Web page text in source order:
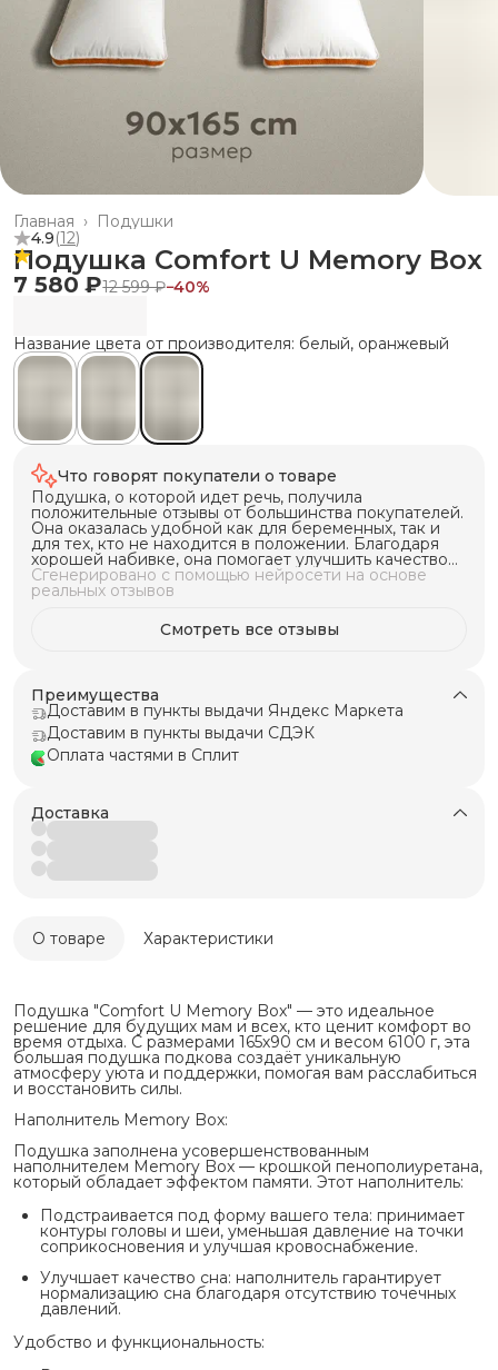
Подушки
Главная ›
4.9(12)
Подушка Comfort U Memory Box
7 580 ₽12 599 ₽−40%
Название цвета от производителя: белый, оранжевый
Что говорят покупатели о товаре
Подушка, о которой идет речь, получила
положительные отзывы от большинства покупателей.
Она оказалась удобной как для беременных, так и
для тех, кто не находится в положении. Благодаря
хорошей набивке, она помогает улучшить качество
сна и обеспечивает поддержку спины и ног. Многие
покупатели отмечают ее мягкость и приятные
ощущения при использовании. Большинство
покупателей рекомендуют эту подушку, особенно
если вы ищете удобную и мягкую поддержку для
Сгенерировано с помощью нейросети на основе
реальных отзывов
Смотреть все отзывы
Преимущества
Доставим в пункты выдачи Яндекс Маркета
Доставим в пункты выдачи СДЭК
Оплата частями в Сплит
Доставка
О товаре Характеристики
Подушка "Comfort U Memory Box" — это идеальное
решение для будущих мам и всех, кто ценит комфорт во
время отдыха. С размерами 165х90 см и весом 6100 г, эта
большая подушка подкова создаёт уникальную
атмосферу уюта и поддержки, помогая вам расслабиться
и восстановить силы.
Наполнитель Memory Box:
Подушка заполнена усовершенствованным
наполнителем Memory Box — крошкой пенополиуретана,
который обладает эффектом памяти. Этот наполнитель:
Подстраивается под форму вашего тела: принимает
контуры головы и шеи, уменьшая давление на точки
соприкосновения и улучшая кровоснабжение.
Улучшает качество сна: наполнитель гарантирует
нормализацию сна благодаря отсутствию точечных
давлений.
Удобство и функциональность: